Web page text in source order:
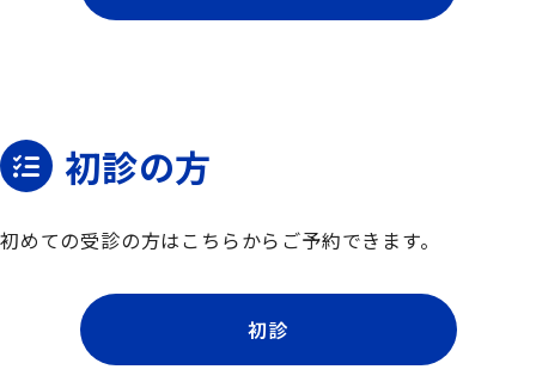
初診の方
初めての受診の方はこちらからご予約できます。
初診